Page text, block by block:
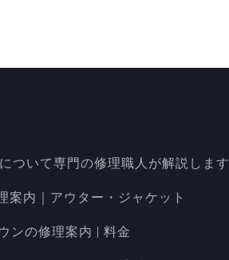
ついて専門の修理職人が解説します
内｜アウター・ジャケット
ンの修理案内 | 料金